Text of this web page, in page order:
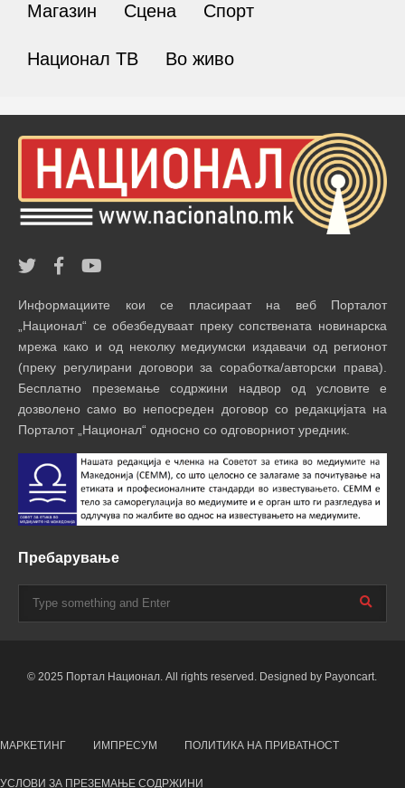
Магазин Сцена Спорт
Национал ТВ Во живо
Информациите кои се пласираат на веб Порталот
„Национал“ се обезбедуваат преку сопствената новинарска
мрежа како и од неколку медиумски издавачи од регионот
(преку регулирани договори за соработка/авторски права).
Бесплатно преземање содржини надвор од условите е
дозволено само во непосреден договор со редакцијата на
Порталот „Национал“ односно со одговорниот уредник.
Пребарување
© 2025 Портал Национал. All rights reserved. Designed by Payoncart.
МАРКЕТИНГ ИМПРЕСУМ ПОЛИТИКА НА ПРИВАТНОСТ
УСЛОВИ ЗА ПРЕЗЕМАЊЕ СОДРЖИНИ